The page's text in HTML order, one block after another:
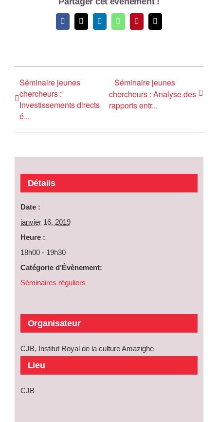
Facebook
X LinkedInWhatsAppPinterestEmail
Séminaire jeunes
chercheurs :
Investissements directs
é...
Séminaire jeunes
chercheurs : Analyse des
rapports entr...
Détails
Date :
janvier 16, 2019
Heure :
18h00 - 19h30
Catégorie d’Évènement:
Séminaires réguliers
Lieu
CJB
Organisateur
CJB, Institut Royal de la culture Amazighe